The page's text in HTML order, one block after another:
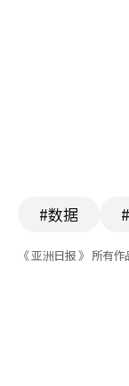
#数据
《 亚洲日报 》 所有